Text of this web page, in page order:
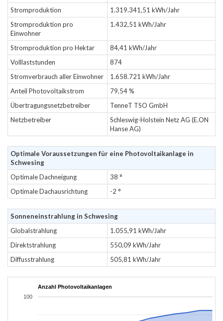
Stromproduktion
1.319.341,51 kWh/Jahr
Stromproduktion pro
Einwohner
1.432,51 kWh/Jahr
Stromproduktion pro Hektar
84,41 kWh/Jahr
Volllaststunden
874
Stromverbrauch aller Einwohner
1.658.721 kWh/Jahr
Anteil Photovoltaikstrom
79,54 %
Übertragungsnetzbetreiber
TenneT TSO GmbH
Netzbetreiber
Schleswig-Holstein Netz AG (E.ON
Hanse AG)
Optimale Voraussetzungen für eine Photovoltaikanlage in
Schwesing
Optimale Dachneigung
38 °
Optimale Dachausrichtung
-2 °
Sonneneinstrahlung in Schwesing
Globalstrahlung
1.055,91 kWh/Jahr
Direktstrahlung
550,09 kWh/Jahr
Diffusstrahlung
505,81 kWh/Jahr
Anzahl Photovoltaikanlagen
100